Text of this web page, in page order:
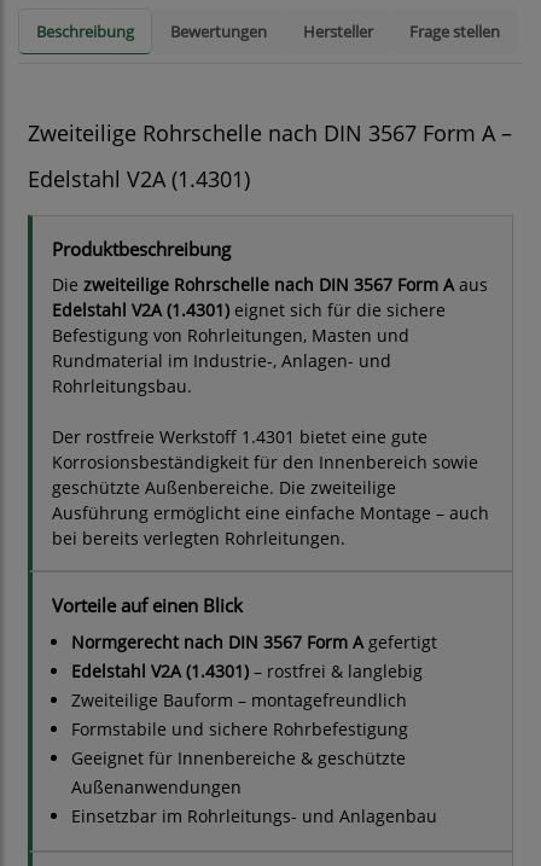
Beschreibung Bewertungen Hersteller Frage stellen
Zweiteilige Rohrschelle nach DIN 3567 Form A –
Edelstahl V2A (1.4301)
Produktbeschreibung
Die zweiteilige Rohrschelle nach DIN 3567 Form Aaus
Edelstahl V2A (1.4301) eignet sich für die sichere
Befestigung von Rohrleitungen, Masten und
Rundmaterial im Industrie-, Anlagen- und
Rohrleitungsbau.
Der rostfreie Werkstoff 1.4301 bietet eine gute
Korrosionsbeständigkeit für den Innenbereich sowie
geschützte Außenbereiche. Die zweiteilige
Ausführung ermöglicht eine einfache Montage – auch
bei bereits verlegten Rohrleitungen.
Vorteile auf einen Blick
Normgerecht nach DIN 3567 Form Agefertigt
Edelstahl V2A (1.4301) – rostfrei & langlebig
Zweiteilige Bauform – montagefreundlich
Formstabile und sichere Rohrbefestigung
Geeignet für Innenbereiche & geschützte
Außenanwendungen
Einsetzbar im Rohrleitungs- und Anlagenbau